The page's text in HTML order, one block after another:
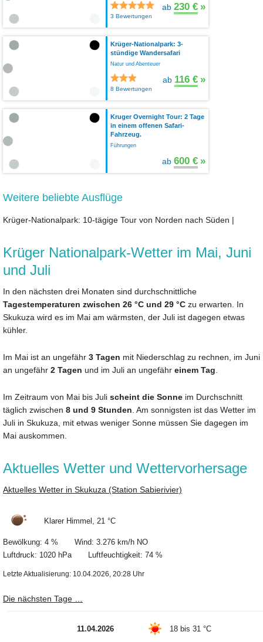
3 Bewertungen
ab 230 € »
Krüger-Nationalpark: 3-
stündige Wandersafari
Natur und Abenteuer
8 Bewertungen
ab 116 € »
Kruger Overnight Tour: 2 Tage
in einem offenen Safari-
Fahrzeug.
Führungen
ab 600 € »
Weitere beliebte Ausflüge
Krüger-Nationalpark: 10-tägige Tour von Norden nach Süden |
Krüger Nationalpark-Wetter im Mai, Juni
und Juli
In den nächsten drei Monaten sind durchschnittliche
Tagestemperaturen zwischen 26 °C und 29 °C zu erwarten. In
Skukuza wird es im Mai am wärmsten, der Juli ist dagegen etwas
kühler.
Im Mai ist an ungefähr 3 Tagen mit Niederschlag zu rechnen, im Juni
an ungefähr 2 Tagen und im Juli an ungefähr einem Tag
Im Zeitraum von Mai bis Juli scheint die Sonne im Durchschnitt
täglich zwischen 8 und 9 Stunden . Am sonnigsten ist das Wetter im
Juli in Skukuza, mit etwas weniger Sonne müssen Sie dagegen im
Mai auskommen.
Aktuelles Wetter und Wettervorhersage
Aktuelles Wetter in Skukuza (Station Sabierivier)
Klarer Himmel, 21 °C
Bewölkung: 4 % Wind: 3.276 km/h NO
Luftdruck: 1020 hPa Luftfeuchtigkeit: 74 %
Letzte Aktualisierung: 10.04.2026, 20:28 Uhr
Die nächsten Tage …
11.04.2026 18 bis 31 °C